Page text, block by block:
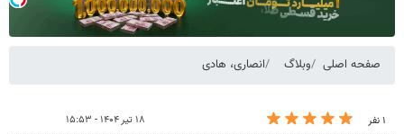
صفحه اصلی وبلاگ انصاری، هادی
۱ نفر ۱۸ تیر ۱۴۰۴ - ۱۵:۵۳